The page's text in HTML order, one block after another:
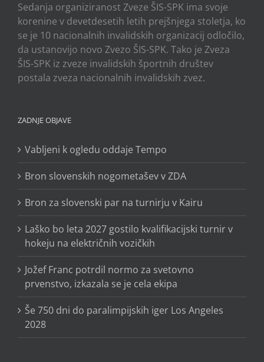
Sedanja organiziranost Zveze ŠIS-SPK ima svoje
korenine v devetdesetih letih prejšnjega stoletja, ko
se je 10 nacionalnih invalidskih organizacij odločilo,
da ustanovijo novo Zvezo ŠIS-SPK. Tako je Zveza
ŠIS-SPK iz zveze invalidskih športnih društev
postala zveza nacionalnih invalidskih zvez.
ZADNJE OBJAVE
Vabljeni k ogledu oddaje Tempo
Bron slovenskih nogometašev v ZDA
Bron za slovenski par na turnirju v Kairu
Laško bo leta 2027 gostilo kvalifikacijski turnir v
hokeju na električnih vozičkih
Jožef Franc potrdil normo za svetovno
prvenstvo, izkazala se je cela ekipa
Še 750 dni do paralimpijskih iger Los Angeles
2028